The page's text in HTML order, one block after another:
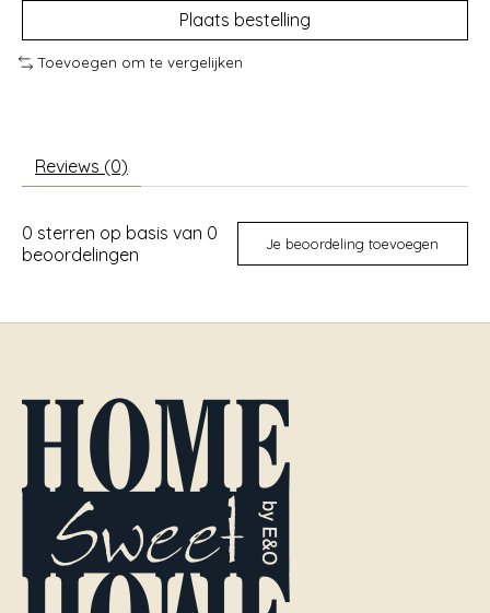
Plaats bestelling
Toevoegen om te vergelijken
Reviews (0)
0 sterren op basis van 0
beoordelingen
Je beoordeling toevoegen